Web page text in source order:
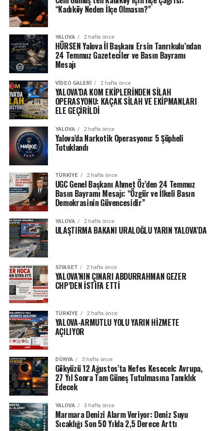
“Kadıköy Neden İlçe Olmasın?”
YALOVA 2 hafta önce
HÜRSEN Yalova İl Başkanı Ersin Tanrıkulu’ndan
24 Temmuz Gazeteciler ve Basın Bayramı
Mesajı
VIDEO GALERI 2 hafta önce
YALOVA’DA KOM EKİPLERİNDEN SİLAH
OPERASYONU: KAÇAK SİLAH VE EKİPMANLARI
ELE GEÇİRİLDİ
YALOVA 2 hafta önce
Yalova’da Narkotik Operasyonu: 5 Şüpheli
Tutuklandı
TÜRKIYE 2 hafta önce
UGC Genel Başkanı Ahmet Öz’den 24 Temmuz
Basın Bayramı Mesajı: “Özgür ve İlkeli Basın
Demokrasinin Güvencesidir”
YALOVA 2 hafta önce
ULAŞTIRMA BAKANI URALOĞLU YARIN YALOVA’DA
SIYASET 2 hafta önce
YALOVA’NIN ÇINARI ABDURRAHMAN GEZER
CHP’DEN İSTİFA ETTİ
TÜRKIYE 2 hafta önce
YALOVA-ARMUTLU YOLU YARIN HİZMETE
AÇILIYOR
DÜNYA 3 hafta önce
Gökyüzü 12 Ağustos’ta Nefes Kesecek: Avrupa,
27 Yıl Sonra Tam Güneş Tutulmasına Tanıklık
Edecek
YALOVA 3 hafta önce
Marmara Denizi Alarm Veriyor: Deniz Suyu
Sıcaklığı Son 50 Yılda 2,5 Derece Arttı